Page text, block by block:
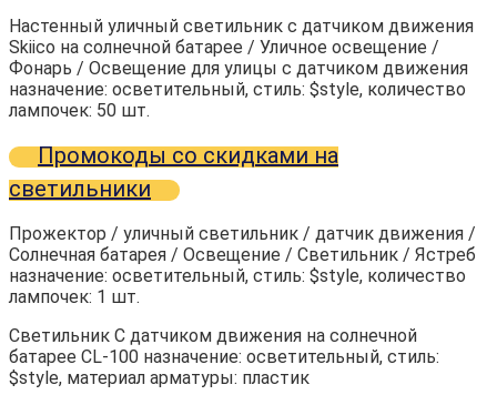
Настенный уличный светильник с датчиком движения
Skiico на солнечной батарее / Уличное освещение /
Фонарь / Освещение для улицы с датчиком движения
назначение: осветительный, стиль: $style, количество
лампочек: 50 шт.
Промокоды со скидками на
светильники
Прожектор / уличный светильник / датчик движения /
Солнечная батарея / Освещение / Светильник / Ястреб
назначение: осветительный, стиль: $style, количество
лампочек: 1 шт.
Светильник С датчиком движения на солнечной
батарее CL-100 назначение: осветительный, стиль:
$style, материал арматуры: пластик